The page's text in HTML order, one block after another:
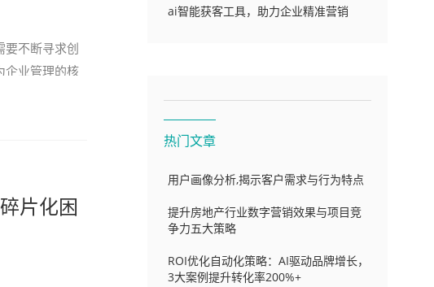
要不断寻求创
企业管理的核
片化困
ai智能获客工具，助力企业精准营销
热门文章
用户画像分析,揭示客户需求与行为特点
提升房地产行业数字营销效果与项目竞
争力五大策略
ROI优化自动化策略：AI驱动品牌增长，
3大案例提升转化率200%+